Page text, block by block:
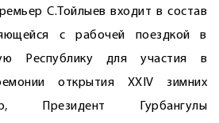
С.Тойлыев входит в состав
с рабочей поездкой в
Республику для участия в
открытия XXIV зимних
Президент Гурбангулы